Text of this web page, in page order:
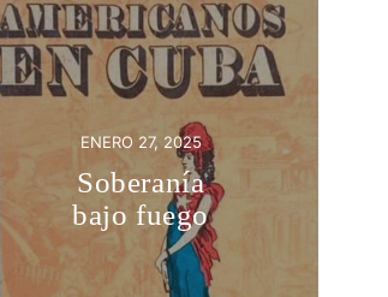
ENERO 27, 2025
Soberanía
bajo fuego